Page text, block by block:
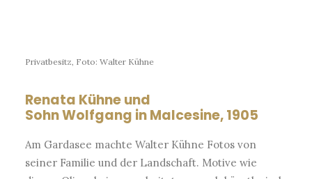
Privatbesitz, Foto: Walter Kühne
Renata Kühne und
Sohn Wolfgang in Malcesine, 1905
Am Gardasee machte Walter Kühne Fotos von
seiner Familie und der Landschaft. Motive wie